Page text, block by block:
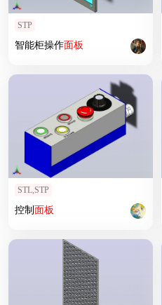
STP
智能柜操作面板
STL,STP
控制面板